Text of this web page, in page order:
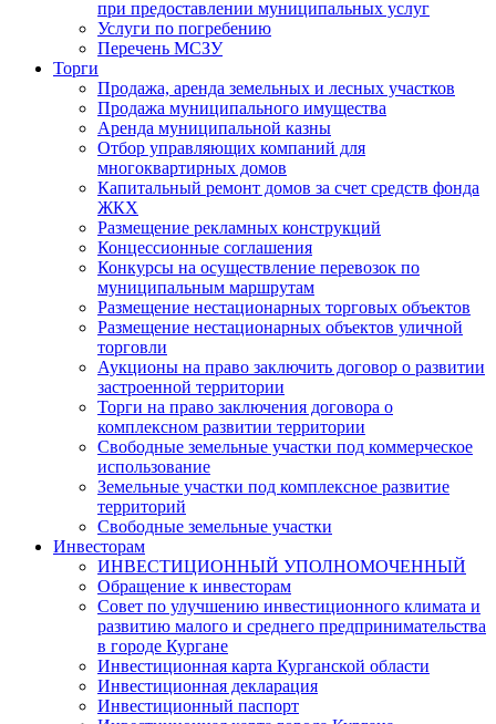
при предоставлении муниципальных услуг
Услуги по погребению
Перечень МСЗУ
Торги
Продажа, аренда земельных и лесных участков
Продажа муниципального имущества
Аренда муниципальной казны
Отбор управляющих компаний для
многоквартирных домов
Капитальный ремонт домов за счет средств фонда
ЖКХ
Размещение рекламных конструкций
Концессионные соглашения
Конкурсы на осуществление перевозок по
муниципальным маршрутам
Размещение нестационарных торговых объектов
Размещение нестационарных объектов уличной
торговли
Аукционы на право заключить договор о развитии
застроенной территории
Торги на право заключения договора о
комплексном развитии территории
Свободные земельные участки под коммерческое
использование
Земельные участки под комплексное развитие
территорий
Свободные земельные участки
Инвесторам
ИНВЕСТИЦИОННЫЙ УПОЛНОМОЧЕННЫЙ
Обращение к инвесторам
Совет по улучшению инвестиционного климата и
развитию малого и среднего предпринимательства
в городе Кургане
Инвестиционная карта Курганской области
Инвестиционная декларация
Инвестиционный паспорт